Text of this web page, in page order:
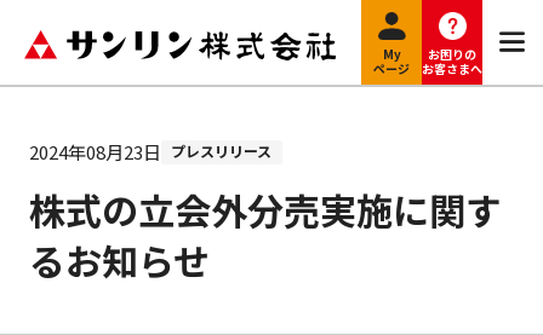
My
ページ
お困りの
お客さまへ
2024年08月23日 プレスリリース
株式の立会外分売実施に関す
るお知らせ